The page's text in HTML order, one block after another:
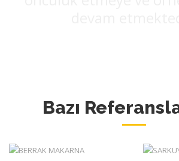
Bazı